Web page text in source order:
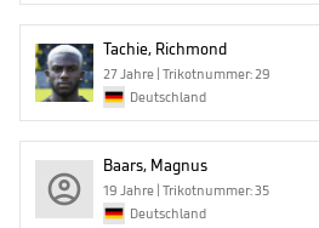
Tachie, Richmond
27 Jahre | Trikotnummer: 29
Deutschland
Baars, Magnus
19 Jahre | Trikotnummer: 35
Deutschland